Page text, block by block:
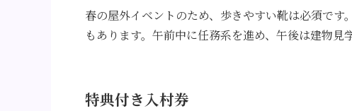
春の屋外イベントのため、歩きやすい靴は必須で
もあります。午前中に任務系を進め、午後は建物見
特典付き入村券